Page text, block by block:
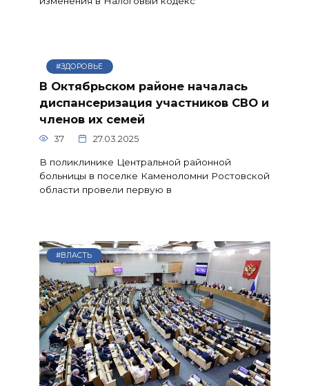
#ЗДОРОВЬЕ
В Октябрьском районе началась
диспансеризация участников СВО и
членов их семей
37 27.03.2025
В поликлинике Центральной районной
больницы в поселке Каменоломни Ростовской
области провели первую в
#ВЛАСТЬ